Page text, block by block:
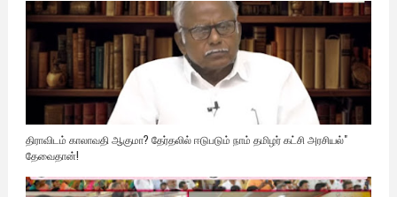
திராவிடம் காலாவதி ஆகுமா? தேர்தலில் ஈடுபடும் நாம் தமிழர் கட்சி அரசியல்"
தேவைதான்!